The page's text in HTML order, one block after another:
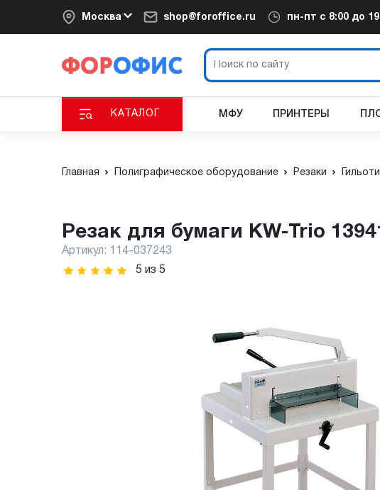
Москва shop@foroffice.ru пн-пт с 8:00 до
КАТАЛОГ МФУ ПРИНТЕРЫ
Главная Полиграфическое оборудование Резаки
Резак для бумаги KW-Trio
Артикул:
114-037243
5 из 5